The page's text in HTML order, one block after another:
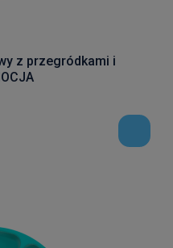
z przegródkami i